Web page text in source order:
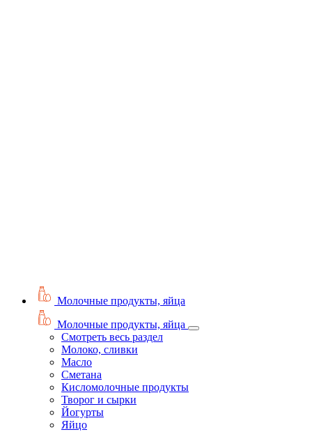
Молочные продукты, яйца
Молочные продукты, яйца
Смотреть весь раздел
Молоко, сливки
Масло
Сметана
Кисломолочные продукты
Творог и сырки
Йогурты
Яйцо